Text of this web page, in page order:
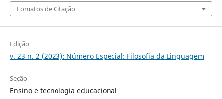
Fomatos de Citação
Edição
v. 23 n. 2 (2023): Número Especial: Filosofia da Linguagem
Seção
Ensino e tecnologia educacional